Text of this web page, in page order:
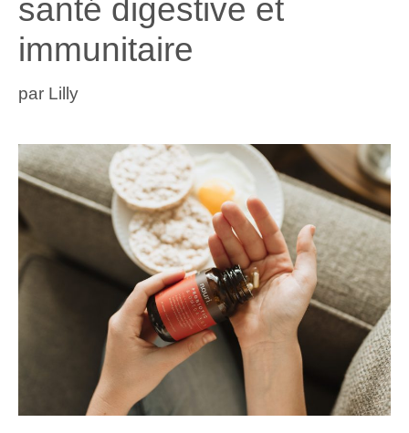
santé digestive et
immunitaire
par Lilly